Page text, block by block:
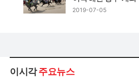
2019-07-05
이시각주요뉴스